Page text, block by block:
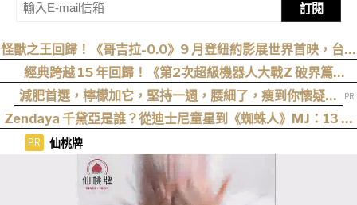
訂閱
怪獸之王回歸！《哥吉拉-0.0》9 月登紐約影展世界首映，台灣
11 月 6 日上映
經典跨越 15 年回歸！《第2次超級機器人大戰Z 破界篇
Remastered》確定製作，帶你回顧 SRWZ 系列
減肥首選，檸檬加它，堅持一週，腰細了，瘦到你懷疑人
生
Zendaya 千黛亞是誰？從迪士尼童星到《蜘蛛人》MJ：13 歲
PR 仙桃牌